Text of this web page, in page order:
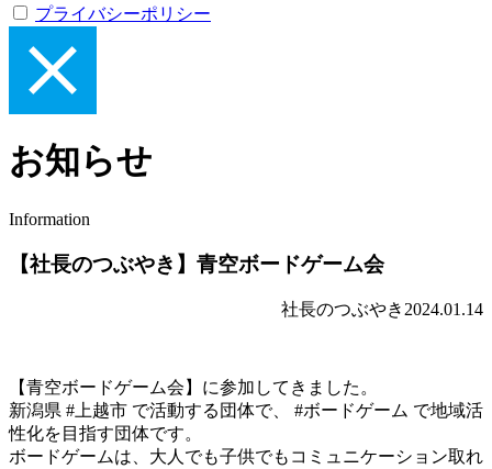
プライバシーポリシー
お知らせ
Information
【社長のつぶやき】青空ボードゲーム会
社長のつぶやき 2024.01.14
【青空ボードゲーム会】に参加してきました。
新潟県 #上越市 で活動する団体で、 #ボードゲーム で地域活
性化を目指す団体です。
ボードゲームは、大人でも子供でもコミュニケーション取れ